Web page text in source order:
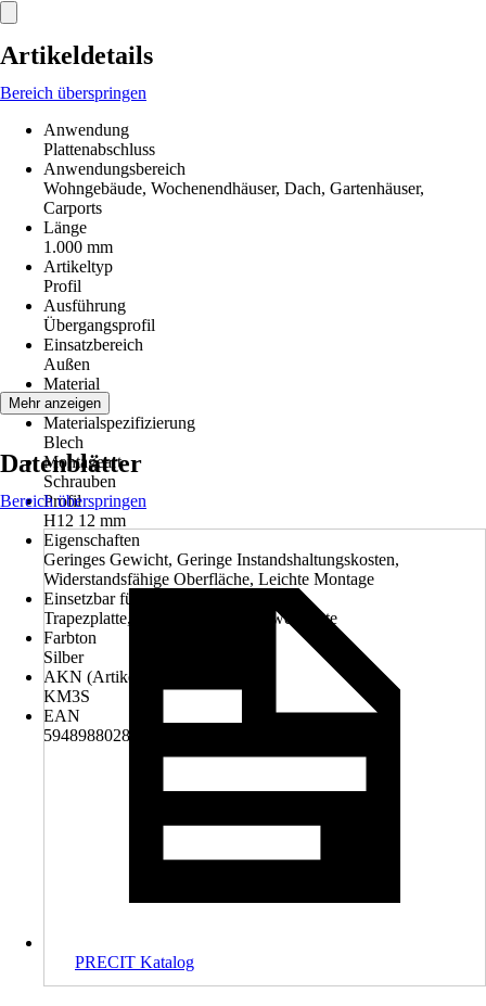
Artikeldetails
Bereich überspringen
Anwendung
Plattenabschluss
Anwendungsbereich
Wohngebäude, Wochenendhäuser, Dach, Gartenhäuser,
Carports
Länge
1.000 mm
Artikeltyp
Profil
Ausführung
Übergangsprofil
Einsatzbereich
Außen
Material
Metall
Materialspezifizierung
Blech
Montageart
Schrauben
Profil
H12 12 mm
Eigenschaften
Geringes Gewicht, Geringe Instandshaltungskosten,
Widerstandsfähige Oberfläche, Leichte Montage
Einsetzbar für
Trapezplatte, Wellplatte, Bitumenwellplatte
Farbton
Silber
AKN (Artikelkurznummer)
KM3S
EAN
5948988028690
Mehr anzeigen
Datenblätter
Bereich überspringen
PRECIT Katalog